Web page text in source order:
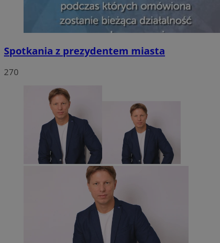
Spotkania z prezydentem miasta
270